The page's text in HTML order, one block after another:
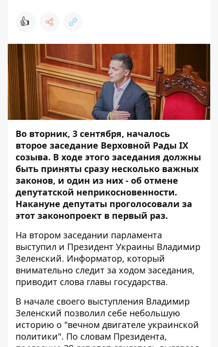
👍
Во вторник, 3 сентября, началось
второе заседание Верховной Рады IX
созыва. В ходе этого заседания должны
быть приняты сразу несколько важных
законов, и один из них - об отмене
депутатской неприкосновенности.
Накануне депутаты проголосовали за
этот законопроект в первый раз.
На втором заседании парламента
выступил и Президент Украины Владимир
Зеленский. Информатор, который
внимательно следит за ходом заседания,
приводит слова главы государства.
В начале своего выступления Владимир
Зеленский позволил себе небольшую
историю о "вечном двигателе украинской
политики". По словам Президента,